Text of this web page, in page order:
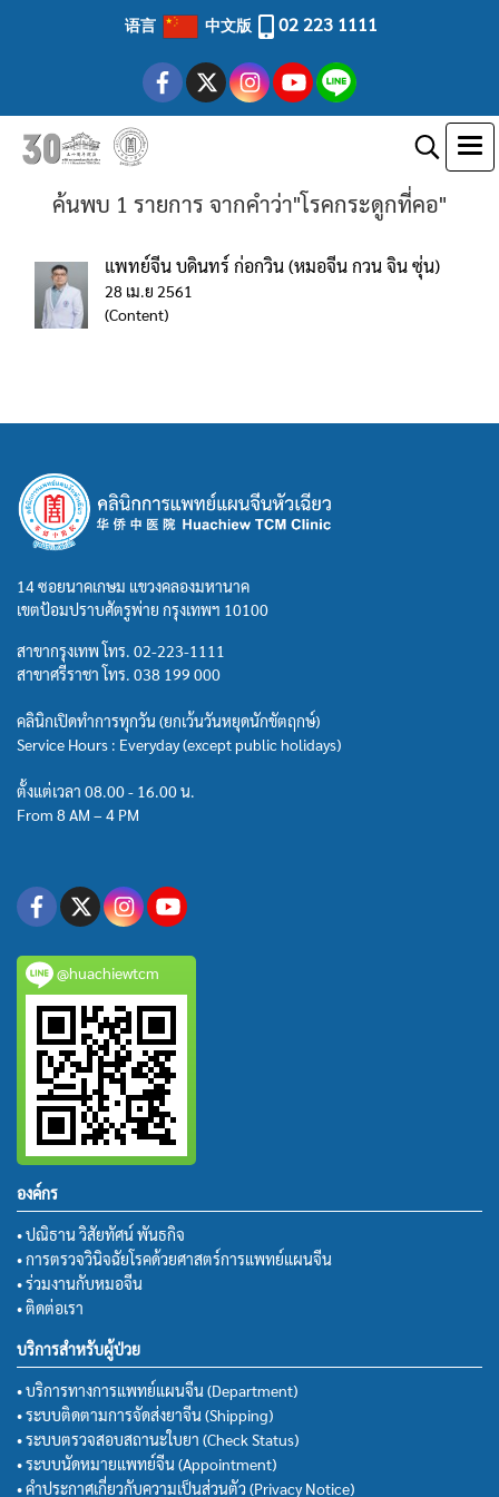
语言 中文版 02 223 1111
ค้นพบ 1 รายการ จากคำว่า"โรคกระดูกที่คอ"
แพทย์จีน บดินทร์ ก่อกวิน (หมอจีน กวน จิน ซุ่น)
28 เม.ย 2561
(Content)
14 ซอยนาคเกษม แขวงคลองมหานาค
เขตป้อมปราบศัตรูพ่าย กรุงเทพฯ 10100
สาขากรุงเทพ โทร. 02-223-1111
สาขาศรีราชา โทร. 038 199 000
คลินิกเปิดทำการทุกวัน (ยกเว้นวันหยุดนักขัตฤกษ์)
Service Hours : Everyday (except public holidays)
ตั้งแต่เวลา 08.00 - 16.00 น.
From 8 AM – 4 PM
@huachiewtcm
องค์กร
• ปณิธาน วิสัยทัศน์ พันธกิจ
• การตรวจวินิจฉัยโรคด้วยศาสตร์การแพทย์แผนจีน
• ร่วมงานกับหมอจีน
• ติดต่อเรา
บริการสำหรับผู้ป่วย
• บริการทางการแพทย์แผนจีน (Department)
• ระบบติดตามการจัดส่งยาจีน (Shipping)
• ระบบตรวจสอบสถานะใบยา (Check Status)
• ระบบนัดหมายแพทย์จีน (Appointment)
• คำประกาศเกี่ยวกับความเป็นส่วนตัว (Privacy Notice)